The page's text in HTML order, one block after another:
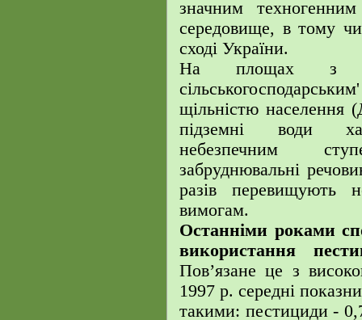
значним
середовище, в тому
сході України.
На площах з
щільністю
підземні води
небезпечним
забруднювальні
разів перевищують
вимогам.
Останніми роками
використання
Пов’язане це з
1997 р. середні
такими: пестициди -